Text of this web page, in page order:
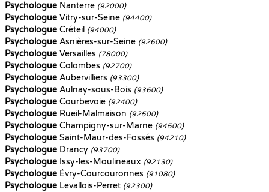
Psychologue Nanterre (92000)
Psychologue Vitry-sur-Seine (94400)
Psychologue Créteil (94000)
Psychologue Asnières-sur-Seine (92600)
Psychologue Versailles (78000)
Psychologue Colombes (92700)
Psychologue Aubervilliers (93300)
Psychologue Aulnay-sous-Bois (93600)
Psychologue Courbevoie (92400)
Psychologue Rueil-Malmaison (92500)
Psychologue Champigny-sur-Marne (94500)
Psychologue Saint-Maur-des-Fossés (94210)
Psychologue Drancy (93700)
Psychologue Issy-les-Moulineaux (92130)
Psychologue Évry-Courcouronnes (91080)
Psychologue Levallois-Perret (92300)